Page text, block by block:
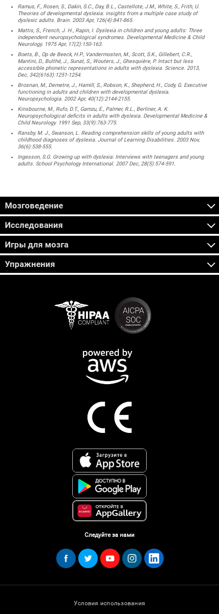
Ramus, F., Rosen, S., Dakin, S.C., Day, B.L., Castellote, J.M., White, S., Frith, U.
Theories of developmental dyslexia: insights from a multiple case study of
dyslexic adults. Brain. 2003 Apr, 126(4):841-865.
Mattis, S., French, J. H., Rapin, I. Dyslexia in children and young adults: Three
independent neuropsychological syndromes. Developmental Medicine & Child
Neurology. 1975 Apr, 17(2):150-163.
Boets, B., Op de Beeck, H.P., Vandermosten, M., Scott, S.K., Gillebert, C.R.,
Mantini, D., Bulthé, J., Sunat, S., Wouters, J., Ghesquière, P. Intact but less
accessible phonetic representations in adults with dyslexia. Science. 2013,
Dec, 342(6163):1251-1254.
Brosnan, M., Demetre, J., Hamill, S., Robson, K., Shepherd, H., Cody, G. Executive
functioning in adults and children with developmental dyslexia.
Neuropsychologia. 2002 Apr, 40(12):2144-2155.
Kinsbourne, M., Rufo, D.T., Gamzu, E., Palmer, R.L., Berliner, A. K.
Neuropsychological deficits in adults with dyslexia. Developmental Medicine &
Child Neurology. 1991 Sep, 33(9):763-775.
Ransby, M. J., Swanson, L. Reading comprehension skills of young adults with
childhood diagnoses of dyslexia. Journal of Learning Disabilities. 2003 Nov,
36(6):538-555.
Ingesson, S.G. Growing up with dyslexia: Interviews with teenagers and young
adults. School Psychology International. 2007 Dec, 28(5):574-591.
Мозговедение
Исследования
Игры для мозга
Упражнения
Следуйте за нами
Условия использования